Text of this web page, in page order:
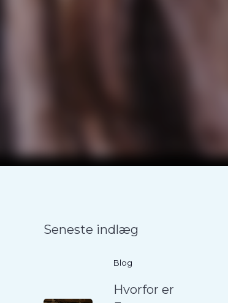
Seneste indlæg
Blog
Hvorfor er